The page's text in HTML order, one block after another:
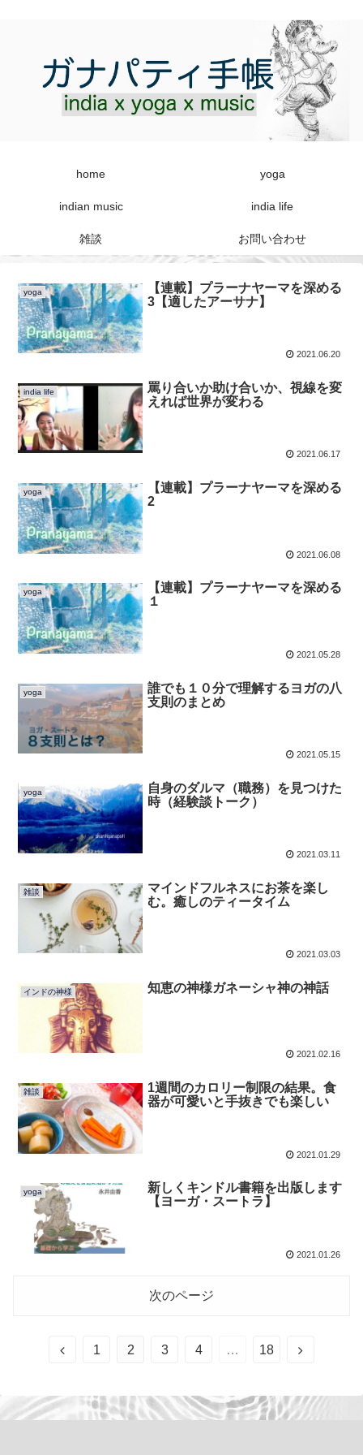
home yoga
indian music india life
雑談 お問い合わせ
yoga
【連載】プラーナヤーマを深める
3【適したアーサナ】
2021.06.20
india life
罵り合いか助け合いか、視線を変
えれば世界が変わる
2021.06.17
yoga
【連載】プラーナヤーマを深める
2
2021.06.08
yoga
【連載】プラーナヤーマを深める
１
2021.05.28
yoga
誰でも１０分で理解するヨガの八
支則のまとめ
2021.05.15
yoga
自身のダルマ（職務）を見つけた
時（経験談トーク）
2021.03.11
雑談
マインドフルネスにお茶を楽し
む。癒しのティータイム
2021.03.03
インドの神様 知恵の神様ガネーシャ神の神話
2021.02.16
雑談
1週間のカロリー制限の結果。食
器が可愛いと手抜きでも楽しい
2021.01.29
yoga
新しくキンドル書籍を出版します
【ヨーガ・スートラ】
2021.01.26
次のページ
1 2 3 4 … 18